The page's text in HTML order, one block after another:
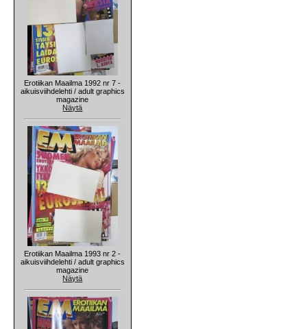
Erotiikan Maailma 1992 nr 7 -
aikuisviihdelehti / adult graphics
magazine
Näytä
Erotiikan Maailma 1993 nr 2 -
aikuisviihdelehti / adult graphics
magazine
Näytä